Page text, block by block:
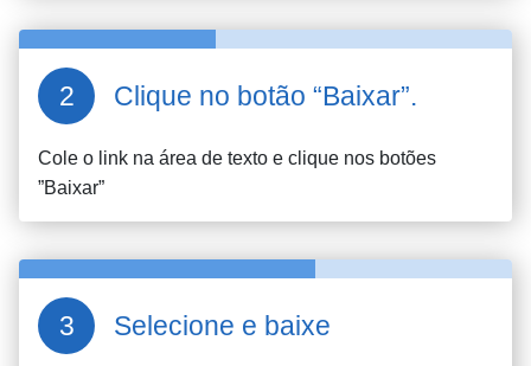
Clique no botão “Baixar”.
Cole o link na área de texto e clique nos botões
”Baixar”
Selecione e baixe